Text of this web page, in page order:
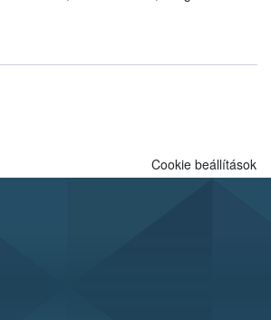
így azok a szüretet követően,
(BBCH 91) stádiumáig
lehetőség a károsító elleni további
is elérhető és ökológiai termesztésben is
Cookie beállítások